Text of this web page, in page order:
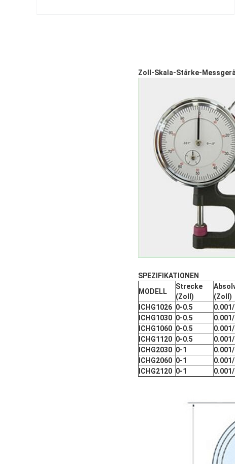
Zoll-Skala-Stärke-
SPEZIFIKATIONEN
MODELL
Strecke
(Zoll)
(Zoll)
ICHG1026 0-0.5
ICHG1030 0-0.5
ICHG1060 0-0.5
ICHG1120 0-0.5
ICHG2030 0-1
ICHG2060 0-1
ICHG2120 0-1